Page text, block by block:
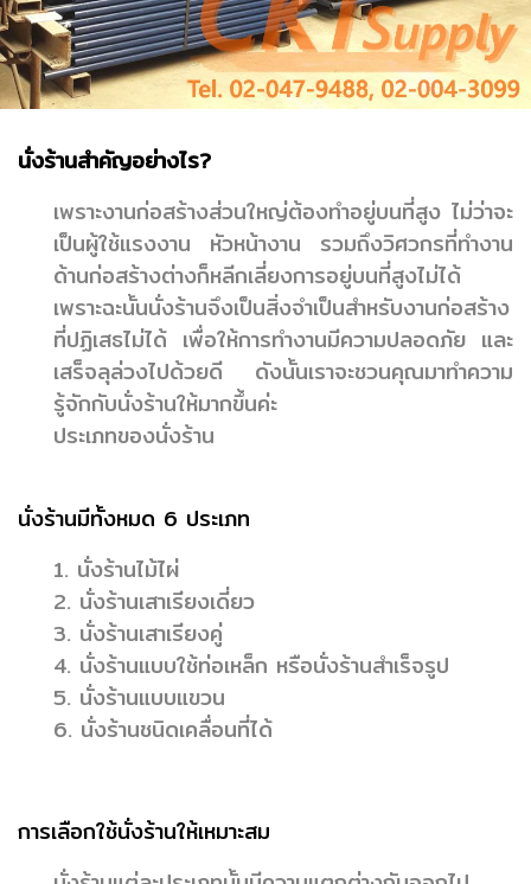
นั่งร้านสำคัญอย่างไร?
เพราะงานก่อสร้างส่วนใหญ่ต้องทำอยู่บนที่สูง ไม่ว่าจะ
เป็นผู้ใช้แรงงาน หัวหน้างาน รวมถึงวิศวกรที่ทำงาน
ด้านก่อสร้างต่างก็หลีกเลี่ยงการอยู่บนที่สูงไม่ได้
เพราะฉะนั้นนั่งร้านจึงเป็นสิ่งจำเป็นสำหรับงานก่อสร้าง
ที่ปฏิเสธไม่ได้ เพื่อให้การทำงานมีความปลอดภัย และ
เสร็จลุล่วงไปด้วยดี ดังนั้นเราจะชวนคุณมาทำความ
รู้จักกับนั่งร้านให้มากขึ้นค่ะ
ประเภทของนั่งร้าน
นั่งร้านมีทั้งหมด 6 ประเภท
1. นั่งร้านไม้ไผ่
2. นั่งร้านเสาเรียงเดี่ยว
3. นั่งร้านเสาเรียงคู่
4. นั่งร้านแบบใช้ท่อเหล็ก หรือนั่งร้านสำเร็จรูป
5. นั่งร้านแบบแขวน
6. นั่งร้านชนิดเคลื่อนที่ได้
การเลือกใช้นั่งร้านให้เหมาะสม